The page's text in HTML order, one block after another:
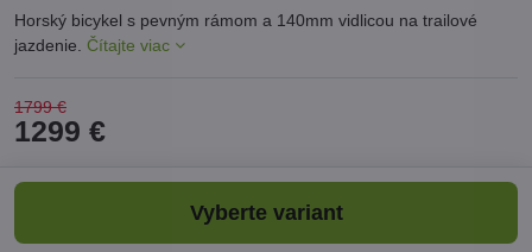
Horský bicykel s pevným rámom a 140mm vidlicou na trailové
jazdenie. Čítajte viac
1799 €
1299 €
Vyberte variant